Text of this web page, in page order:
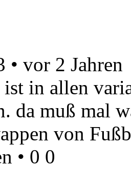
• vor 2 Jahren
in allen
da muß mal
von
• 0 0